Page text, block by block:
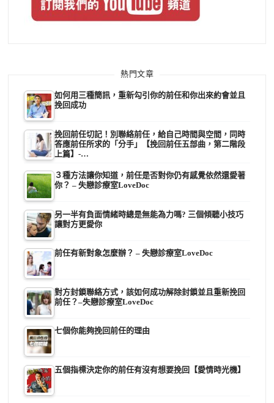
熱門文章
如何用三種簡訊，重新勾引你的前任和你出來約會並且
挽回成功
挽回前任切記！別聯絡前任，給自己時間與空間，同時
答應前任所求的「分手」【挽回前任五部曲，第二階段
上篇】-…
３種方法讓你知道，前任是否對你仍有感覺依然還愛著
你？ – 失戀診療室LoveDoc
另一半有負面情緒時總是無能為力嗎? 三個傾聽小技巧
讓對方更愛你
前任有新對象怎麼辦？ – 失戀診療室LoveDoc
對方封鎖聯絡方式，該如何成功解除封鎖並且重新挽回
前任？–失戀診療室LoveDoc
七個你能夠挽回前任的理由
五個指標決定你的前任有沒有想要挽回【愛情時光機】